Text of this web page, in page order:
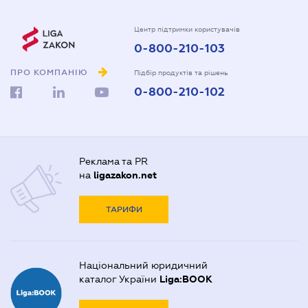
ПРО КОМПАНІЮ
Центр підтримки користувачів
0-800-210-103
Підбір продуктів та рішень
0-800-210-102
Реклама та PR
на ligazakon.net
ТАРИФИ
Національний юридичний
каталог України Liga:BOOK